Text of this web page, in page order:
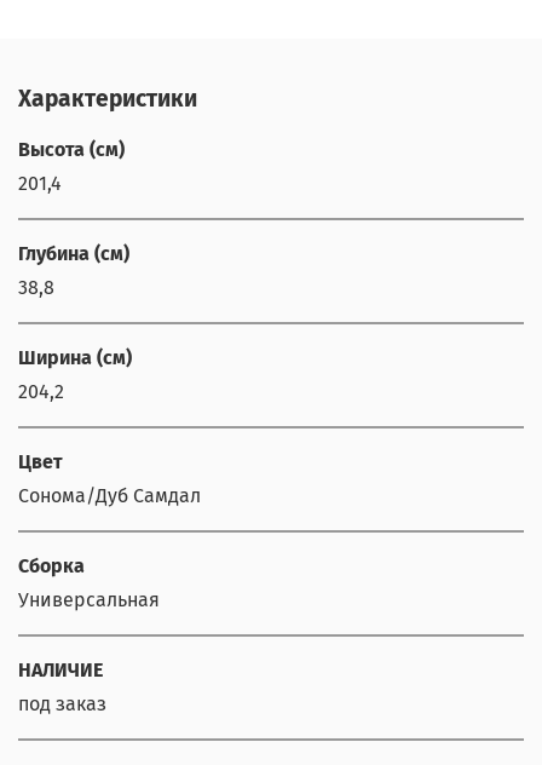
Характеристики
Высота (см)
201,4
Глубина (см)
38,8
Ширина (см)
204,2
Цвет
Сонома/Дуб Самдал
Сборка
Универсальная
НАЛИЧИЕ
под заказ